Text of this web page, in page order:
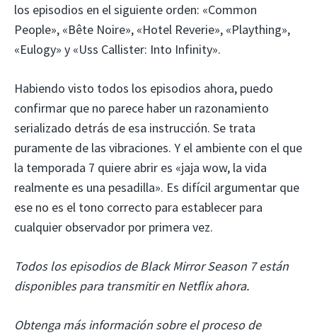
los episodios en el siguiente orden: «Common
People», «Bête Noire», «Hotel Reverie», «Plaything»,
«Eulogy» y «Uss Callister: Into Infinity».
Habiendo visto todos los episodios ahora, puedo
confirmar que no parece haber un razonamiento
serializado detrás de esa instrucción. Se trata
puramente de las vibraciones. Y el ambiente con el que
la temporada 7 quiere abrir es «jaja wow, la vida
realmente es una pesadilla». Es difícil argumentar que
ese no es el tono correcto para establecer para
cualquier observador por primera vez.
Todos los episodios de Black Mirror Season 7 están
disponibles para transmitir en Netflix ahora.
Obtenga más información sobre el proceso de